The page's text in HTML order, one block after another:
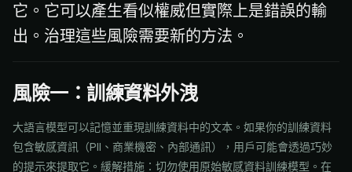
它。它可以產生看似權威但實際上是錯誤的輸
出。治理這些風險需要新的方法。
風險一：訓練資料外洩
大語言模型可以記憶並重現訓練資料中的文本。如果你的訓練資料
包含敏感資訊（PII、商業機密、內部通訊），用戶可能會透過巧妙
的提示來提取它。緩解措施：切勿使用原始敏感資料訓練模型。在